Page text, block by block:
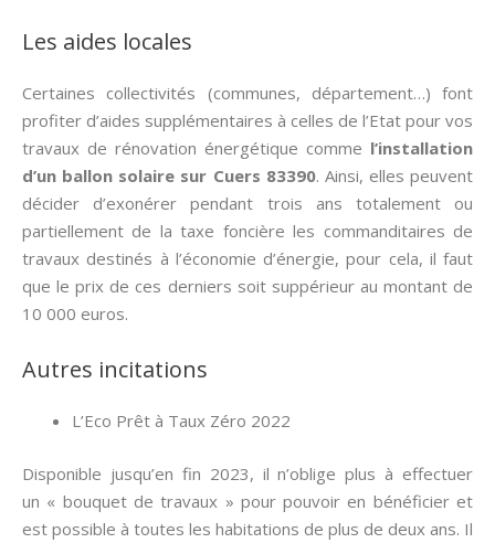
Les aides locales
Certaines collectivités (communes, département…) font
profiter d’aides supplémentaires à celles de l’Etat pour vos
travaux de rénovation énergétique comme l’installation
d’un ballon solaire sur Cuers 83390. Ainsi, elles peuvent
décider d’exonérer pendant trois ans totalement ou
partiellement de la taxe foncière les commanditaires de
travaux destinés à l’économie d’énergie, pour cela, il faut
que le prix de ces derniers soit suppérieur au montant de
10 000 euros.
Autres incitations
L’Eco Prêt à Taux Zéro 2022
Disponible jusqu’en fin 2023, il n’oblige plus à effectuer
un « bouquet de travaux » pour pouvoir en bénéficier et
est possible à toutes les habitations de plus de deux ans. Il